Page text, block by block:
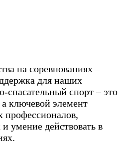
на соревнованиях –
для наших
спасательный спорт – это
а ключевой элемент
профессионалов,
умение действовать в